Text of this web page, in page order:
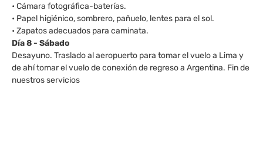
• Cámara fotográfica-baterías.
• Papel higiénico, sombrero, pañuelo, lentes para el sol.
• Zapatos adecuados para caminata.
Día 8 - Sábado
Desayuno. Traslado al aeropuerto para tomar el vuelo a Lima y
de ahí tomar el vuelo de conexión de regreso a Argentina. Fin de
nuestros servicios